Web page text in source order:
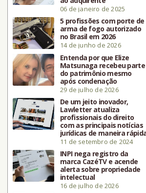
06 de janeiro de 2025
5 profissões com porte de
arma de fogo autorizado
no Brasil em 2026
14 de junho de 2026
Entenda por que Elize
Matsunaga recebeu parte
do patrimônio mesmo
após condenação
29 de julho de 2026
De um jeito inovador,
Lawletter atualiza
profissionais do direito
com as principais notícias
jurídicas de maneira
11 de setembro de 2024
INPI nega registro da
marca CazéTV e acende
alerta sobre propriedade
intelectual
16 de julho de 2026